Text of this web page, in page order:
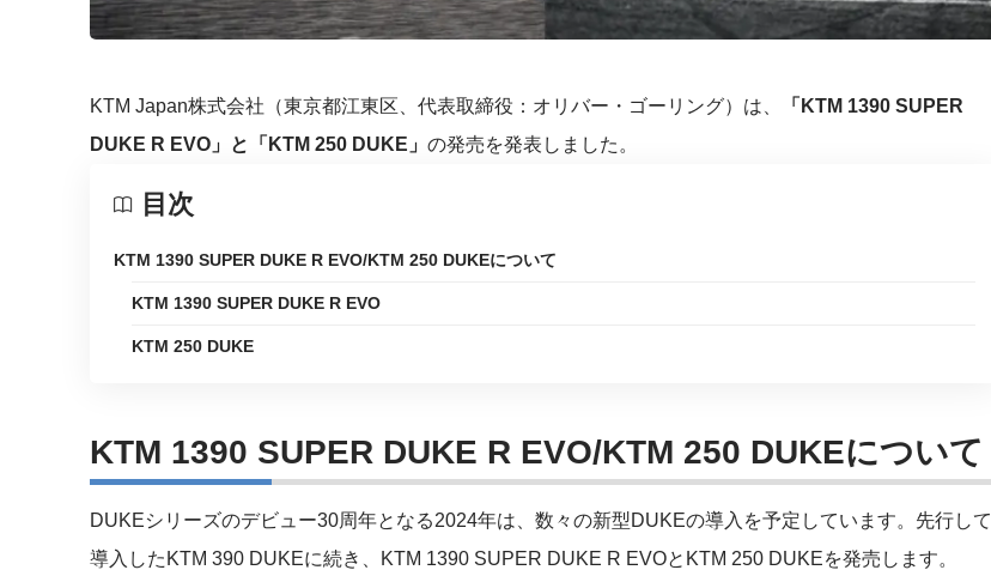
KTM Japan株式会社（東京都江東区、代表取締役：オリバー・ゴーリング）は、
「KTM 1390 SUPER
DUKE R EVO」と「KTM 250 DUKE」の発売を発表しました。
目次
KTM 1390 SUPER DUKE R EVO/KTM 250 DUKEについて
KTM 1390 SUPER DUKE R EVO
KTM 250 DUKE
KTM 1390 SUPER DUKE R EVO/KTM 250 DUKEについて
DUKEシリーズのデビュー30周年となる2024年は、数々の新型DUKEの導入を予定しています。先行して
導入したKTM 390 DUKEに続き、KTM 1390 SUPER DUKE R EVOとKTM 250 DUKEを発売します。